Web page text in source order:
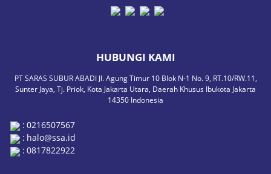
HUBUNGI KAMI
PT SARAS SUBUR ABADI Jl. Agung Timur 10 Blok N-1 No. 9, RT.10/RW.11,
Sunter Jaya, Tj. Priok, Kota Jakarta Utara, Daerah Khusus Ibukota Jakarta
14350 Indonesia
: 0216507567
: halo@ssa.id
: 0817822922